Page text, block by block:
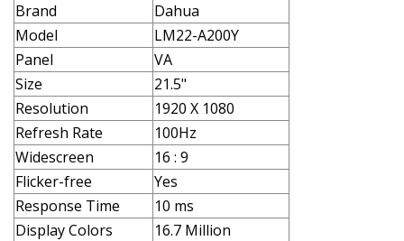
Brand
Dahua
Model
LM22-A200Y
Panel
VA
Size
21.5"
Resolution
1920 X 1080
Refresh Rate
100Hz
Widescreen
16 : 9
Flicker-free
Yes
Response Time
10 ms
Display Colors
16.7 Million